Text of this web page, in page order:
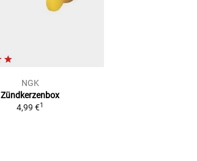
NGK
Zündkerzenbox
4,99 €1